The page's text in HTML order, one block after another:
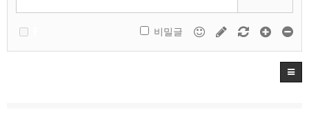
비밀글